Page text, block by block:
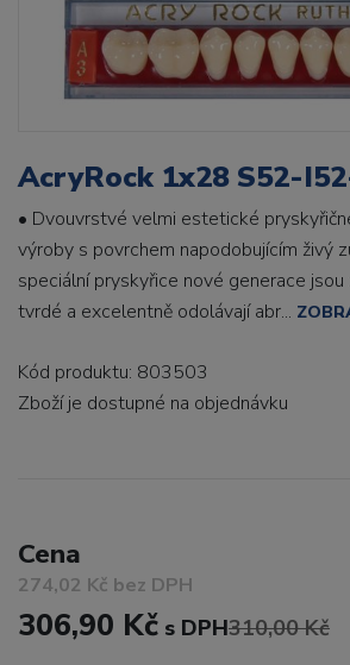
AcryRock 1x28 S52-
• Dvouvrstvé velmi estetické
výroby s povrchem napodobujícím živý
speciální pryskyřice nové generace jsou
tvrdé a excelentně odolávají abr...
Kód produktu: 803503
Zboží je dostupné na objednávku
Cena
274,02 Kč bez DPH
306,90 Kč s DPH310,00 Kč